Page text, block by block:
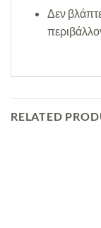
Δεν
RELATED